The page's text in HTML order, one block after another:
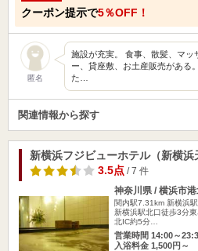
クーポン提示で5％OFF！
匿名
施設が充実。 食事、散髪、マッ
ー、貸座敷、お土産販売がある
た…
関連情報から探す
新横浜フジビューホテル（新横浜
3.5点/ 7 件
神奈川県 / 横浜市
関内駅7.31km 新横浜
新横浜駅北口徒歩3分
北IC約5分…
営業時間 14:00～
入浴料金 1,500円～